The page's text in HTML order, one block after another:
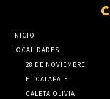
INICIO
LOCALIDADES
28 DE NOVIEMBRE
EL CALAFATE
CALETA OLIVIA